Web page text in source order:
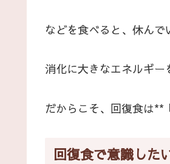
などを食べると、休んで
消化に大きなエネルギー
だからこそ、回復食は**
回復食で意識した